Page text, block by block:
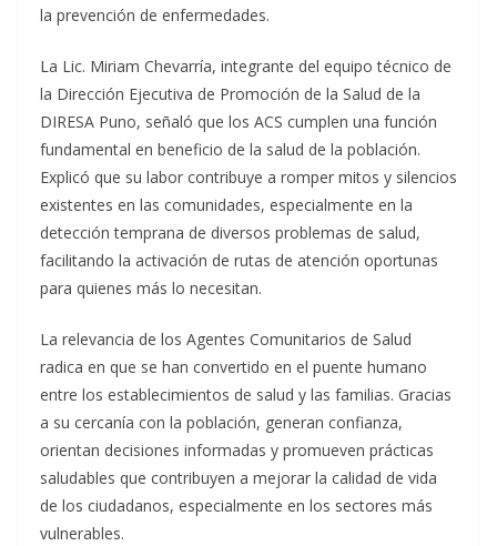
la prevención de enfermedades.
La Lic. Miriam Chevarría, integrante del equipo técnico de
la Dirección Ejecutiva de Promoción de la Salud de la
DIRESA Puno, señaló que los ACS cumplen una función
fundamental en beneficio de la salud de la población.
Explicó que su labor contribuye a romper mitos y silencios
existentes en las comunidades, especialmente en la
detección temprana de diversos problemas de salud,
facilitando la activación de rutas de atención oportunas
para quienes más lo necesitan.
La relevancia de los Agentes Comunitarios de Salud
radica en que se han convertido en el puente humano
entre los establecimientos de salud y las familias. Gracias
a su cercanía con la población, generan confianza,
orientan decisiones informadas y promueven prácticas
saludables que contribuyen a mejorar la calidad de vida
de los ciudadanos, especialmente en los sectores más
vulnerables.